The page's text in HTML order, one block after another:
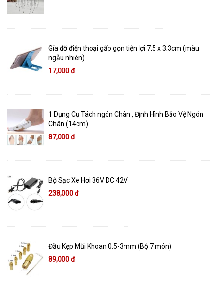
Gía đỡ điện thoại gấp gọn tiện lợi 7,5 x 3,3cm (màu
ngẫu nhiên)
17,000 đ
1 Dụng Cụ Tách ngón Chân , Định Hình Bảo Vệ Ngón
Chân (14cm)
87,000 đ
Bộ Sạc Xe Hơi 36V DC 42V
238,000 đ
Đầu Kẹp Mũi Khoan 0.5-3mm (Bộ 7 món)
89,000 đ